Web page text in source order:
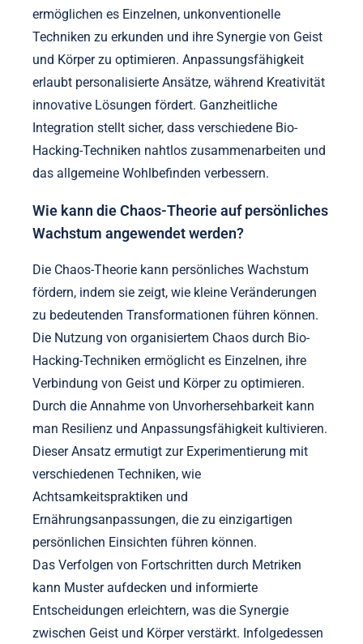
ermöglichen es Einzelnen, unkonventionelle
Techniken zu erkunden und ihre Synergie von Geist
und Körper zu optimieren. Anpassungsfähigkeit
erlaubt personalisierte Ansätze, während Kreativität
innovative Lösungen fördert. Ganzheitliche
Integration stellt sicher, dass verschiedene Bio-
Hacking-Techniken nahtlos zusammenarbeiten und
das allgemeine Wohlbefinden verbessern.
Wie kann die Chaos-Theorie auf persönliches
Wachstum angewendet werden?
Die Chaos-Theorie kann persönliches Wachstum
fördern, indem sie zeigt, wie kleine Veränderungen
zu bedeutenden Transformationen führen können.
Die Nutzung von organisiertem Chaos durch Bio-
Hacking-Techniken ermöglicht es Einzelnen, ihre
Verbindung von Geist und Körper zu optimieren.
Durch die Annahme von Unvorhersehbarkeit kann
man Resilienz und Anpassungsfähigkeit kultivieren.
Dieser Ansatz ermutigt zur Experimentierung mit
verschiedenen Techniken, wie
Achtsamkeitspraktiken und
Ernährungsanpassungen, die zu einzigartigen
persönlichen Einsichten führen können.
Das Verfolgen von Fortschritten durch Metriken
kann Muster aufdecken und informierte
Entscheidungen erleichtern, was die Synergie
zwischen Geist und Körper verstärkt. Infolgedessen